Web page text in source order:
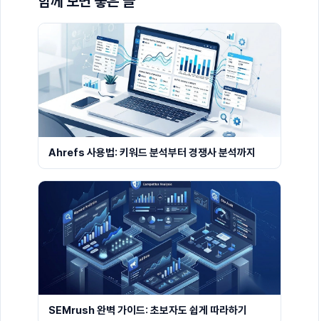
Ahrefs 사용법: 키워드 분석부터 경쟁사 분석까지
SEMrush 완벽 가이드: 초보자도 쉽게 따라하기